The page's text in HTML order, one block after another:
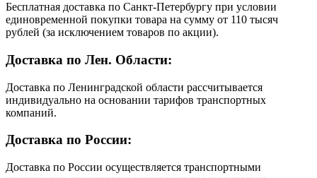
Бесплатная доставка по Санкт-Петербургу при условии
единовременной покупки товара на сумму от 110 тысяч
рублей (за исключением товаров по акции).
Доставка по Лен. Области:
Доставка по Ленинградской области рассчитывается
индивидуально на основании тарифов транспортных
компаний.
Доставка по России:
Доставка по России осуществляется транспортными